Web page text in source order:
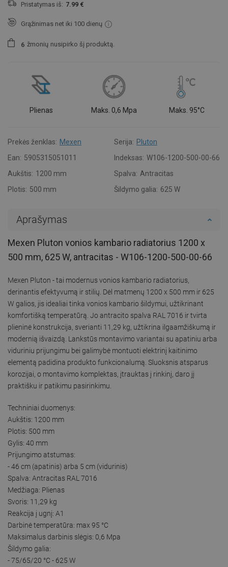
Pristatymas iš: 7.99 €
Grąžinimas net iki 100 dienų
6 žmonių nusipirko šį produktą.
Plienas Maks. 0,6 Mpa Maks. 95°C
Prekės ženklas: Mexen Serija: Pluton
Ean: 5905315051011 Indeksas: W106-1200-500-00-66
Aukštis: 1200 mm Spalva: Antracitas
Plotis: 500 mm Šildymo galia: 625 W
Aprašymas
Mexen Pluton vonios kambario radiatorius 1200 x
500 mm, 625 W, antracitas - W106-1200-500-00-66
Mexen Pluton - tai modernus vonios kambario radiatorius,
derinantis efektyvumą ir stilių. Dėl matmenų 1200 x 500 mm ir 625
W galios, jis idealiai tinka vonios kambario šildymui, užtikrinant
komfortišką temperatūrą. Jo antracito spalva RAL 7016 ir tvirta
plieninė konstrukcija, sverianti 11,29 kg, užtikrina ilgaamžiškumą ir
modernią išvaizdą. Lankstūs montavimo variantai su apatiniu arba
viduriniu prijungimu bei galimybė montuoti elektrinį kaitinimo
elementą padidina produkto funkcionalumą. Sluoksnis atsparus
korozijai, o montavimo komplektas, įtrauktas į rinkinį, daro jį
praktišku ir patikimu pasirinkimu.
Techniniai duomenys:
Aukštis: 1200 mm
Plotis: 500 mm
Gylis: 40 mm
Prijungimo atstumas:
- 46 cm (apatinis) arba 5 cm (vidurinis)
Spalva: Antracitas RAL 7016
Medžiaga: Plienas
Svoris: 11,29 kg
Reakcija į ugnį: A1
Darbinė temperatūra: max 95 °C
Maksimalus darbinis slėgis: 0,6 Mpa
Šildymo galia:
- 75/65/20 °C - 625 W